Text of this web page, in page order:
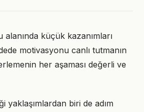
küçük kazanımları
motivasyonu canlı tutmanın
her aşaması değerli ve
yaklaşımlardan biri de adım